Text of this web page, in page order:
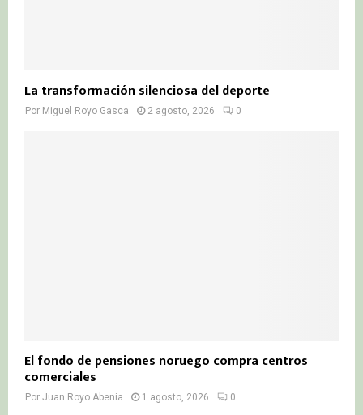
La transformación silenciosa del deporte
Por Miguel Royo Gasca 2 agosto, 2026 0
El fondo de pensiones noruego compra centros
comerciales
Por Juan Royo Abenia 1 agosto, 2026 0